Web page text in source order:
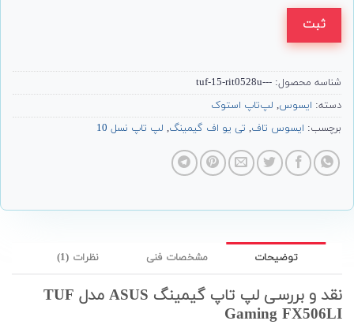
ثبت
شناسه محصول: ---tuf-15-rit0528u
دسته: ایسوس, لپ‌تاپ استوک
برچسب: ایسوس تاف, تی یو اف گیمینگ, لپ تاپ نسل 10
توضیحات مشخصات فنی نظرات (1)
نقد و بررسی لپ تاپ گیمینگ ASUS مدل TUF
Gaming FX506LI